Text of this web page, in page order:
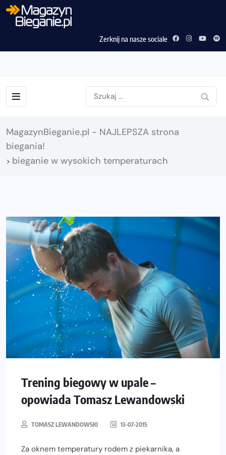
Zerknij na nasze sociale
MagazynBieganie.pl - NAJLEPSZA strona
biegania!
> bieganie w wysokich temperaturach
Trening biegowy w upale –
opowiada Tomasz Lewandowski
TOMASZ LEWANDOWSKI 13-07-2015
Za oknem temperatury rodem z piekarnika, a